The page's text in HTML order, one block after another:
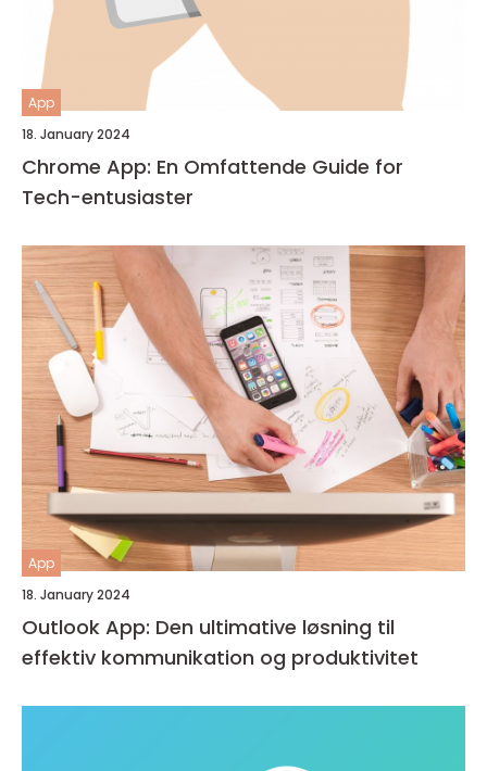
App
18. January 2024
Chrome App: En Omfattende Guide for
Tech-entusiaster
App
18. January 2024
Outlook App: Den ultimative løsning til
effektiv kommunikation og produktivitet